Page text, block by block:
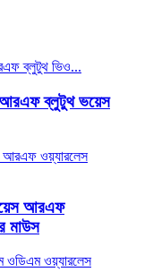
আরএফ ব্লুটুথ ভয়েস
আরএফ
মাউস